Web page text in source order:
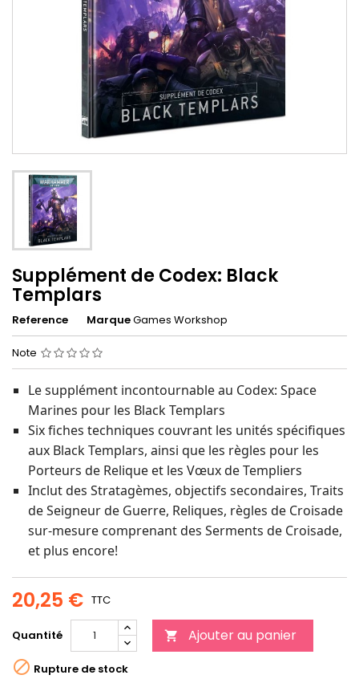
Supplément de Codex: Black
Templars
Reference MarqueGames Workshop
Note
Le supplément incontournable au Codex: Space
Marines pour les Black Templars
Six fiches techniques couvrant les unités spécifiques
aux Black Templars, ainsi que les règles pour les
Porteurs de Relique et les Vœux de Templiers
Inclut des Stratagèmes, objectifs secondaires, Traits
de Seigneur de Guerre, Reliques, règles de Croisade
sur-mesure comprenant des Serments de Croisade,
et plus encore!
20,25 € TTC
Quantité  Ajouter au panier
 Rupture de stock